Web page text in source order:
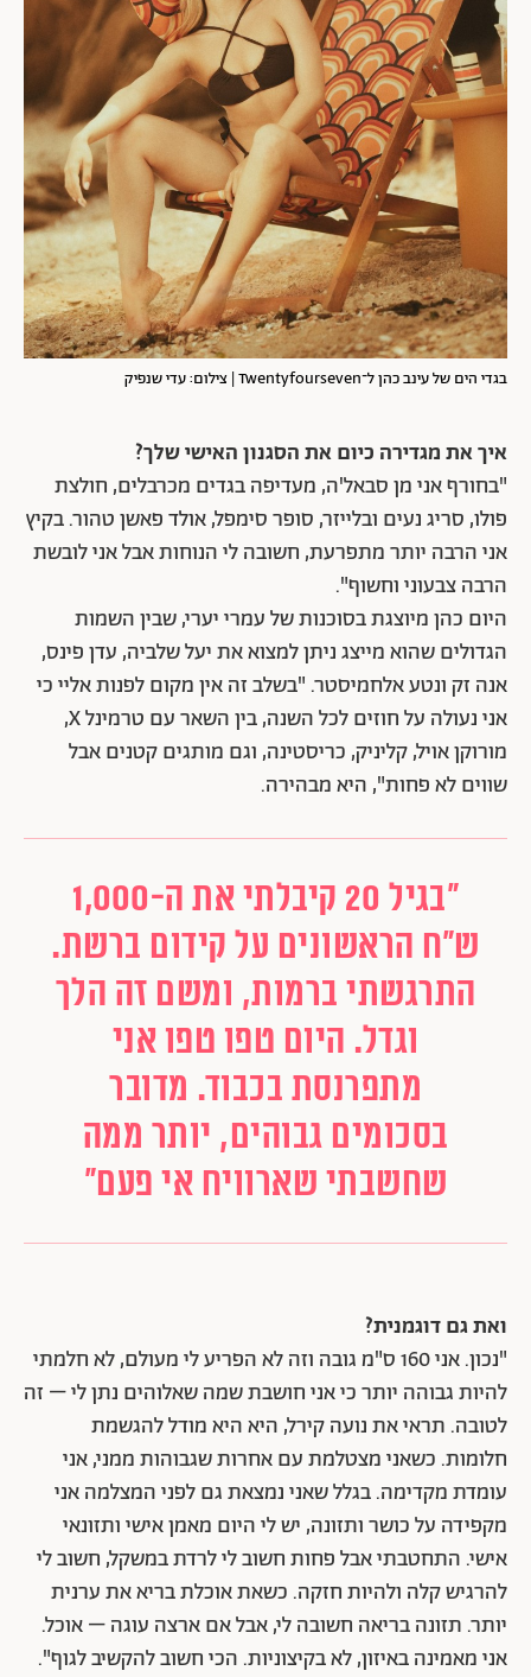
בגדי הים של עינב כהן ל־Twentyfourseven | צילום: עדי שנפיק
איך את מגדירה כיום את הסגנון האישי שלך?
"בחורף אני מן סבאל'ה, מעדיפה בגדים מכרבלים, חולצת
פולו, סריג נעים ובלייזר, סופר סימפל, אולד פאשן טהור. בקיץ
אני הרבה יותר מתפרעת, חשובה לי הנוחות אבל אני לובשת
הרבה צבעוני וחשוף".
היום כהן מיוצגת בסוכנות של עמרי יערי, שבין השמות
הגדולים שהוא מייצג ניתן למצוא את יעל שלביה, עדן פינס,
אנה זק ונטע אלחמיסטר. "בשלב זה אין מקום לפנות אליי כי
אני נעולה על חוזים לכל השנה, בין השאר עם טרמינל X,
מורוקן אויל, קליניק, כריסטינה, וגם מותגים קטנים אבל
שווים לא פחות", היא מבהירה.
"בגיל 20 קיבלתי את ה-1,000
ש"ח הראשונים על קידום ברשת.
התרגשתי ברמות, ומשם זה הלך
וגדל. היום טפו טפו אני
מתפרנסת בכבוד. מדובר
בסכומים גבוהים, יותר ממה
שחשבתי שארוויח אי פעם"
ואת גם דוגמנית?
"נכון. אני 160 ס"מ גובה וזה לא הפריע לי מעולם, לא חלמתי
להיות גבוהה יותר כי אני חושבת שמה שאלוהים נתן לי – זה
לטובה. תראי את נועה קירל, היא היא מודל להגשמת
חלומות. כשאני מצטלמת עם אחרות שגבוהות ממני, אני
עומדת מקדימה. בגלל שאני נמצאת גם לפני המצלמה אני
מקפידה על כושר ותזונה, יש לי היום מאמן אישי ותזונאי
אישי. התחטבתי אבל פחות חשוב לי לרדת במשקל, חשוב לי
להרגיש קלה ולהיות חזקה. כשאת אוכלת בריא את ערנית
יותר. תזונה בריאה חשובה לי, אבל אם ארצה עוגה – אוכל.
אני מאמינה באיזון, לא בקיצוניות. הכי חשוב להקשיב לגוף".